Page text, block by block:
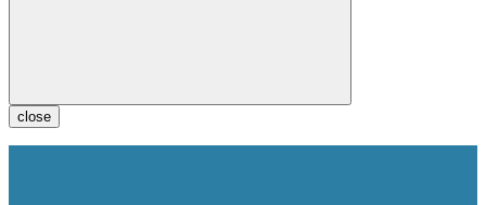
close